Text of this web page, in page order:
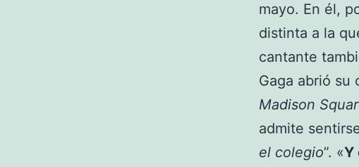
mayo. En él,
distinta a la
cantante
Gaga abrió su
Madison
admite
el colegio”. «Y